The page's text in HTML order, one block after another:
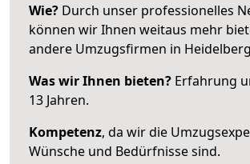
Wie? Durch unser professionelles
können wir Ihnen weitaus mehr
andere Umzugsfirmen in
Was wir Ihnen bieten? Erfahrung
13 Jahren.
Kompetenz, da wir die
Wünsche und Bedürfnisse sind.